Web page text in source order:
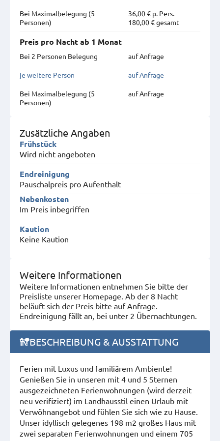
Bei Maximal­belegung (5
Personen)
36,00 € p. Pers.
180,00 € gesamt
Preis pro Nacht ab 1 Monat
Bei 2 Personen Belegung
auf Anfrage
je weitere Person auf Anfrage
Bei Maximal­belegung (5
Personen)
auf Anfrage
Zusätzliche Angaben
Frühstück
Wird nicht angeboten
Endreinigung
Pauschalpreis pro Aufenthalt
Nebenkosten
Im Preis inbegriffen
Kaution
Keine Kaution
Weitere Informationen
Weitere Informationen entnehmen Sie bitte der
Preisliste unserer Homepage. Ab der 8 Nacht
beläuft sich der Preis bitte auf Anfrage.
Endreinigung fällt an, bei unter 2 Übernachtungen.
BESCHREIBUNG & AUSSTATTUNG
Ferien mit Luxus und familiärem Ambiente!
Genießen Sie in unseren mit 4 und 5 Sternen
ausgezeichneten Ferienwohnungen (wird derzeit
neu verifiziert) im Landhausstil einen Urlaub mit
Verwöhnangebot und fühlen Sie sich wie zu Hause.
Unser idyllisch gelegenes 198 m2 großes Haus mit
zwei separaten Ferienwohnungen und einem 705